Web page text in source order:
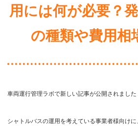
用には何が必要？
の種類や費用相
車両運行管理ラボで新しい記事が公開されました
シャトルバスの運用を考えている事業者様向け